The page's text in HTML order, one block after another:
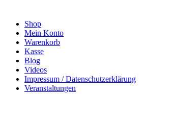
Shop
Mein Konto
Warenkorb
Kasse
Blog
Videos
Impressum / Datenschutzerklärung
Veranstaltungen